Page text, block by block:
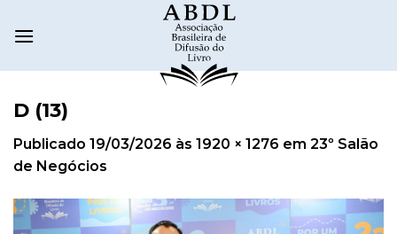
D (13)
Publicado 19/03/2026 às 1920 × 1276 em 23º Salão
de Negócios